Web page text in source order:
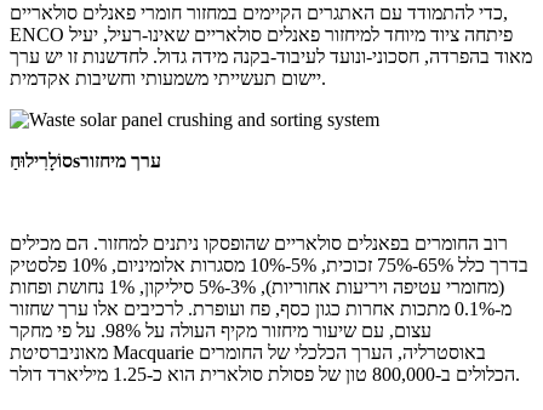
כדי להתמודד עם האתגרים הקיימים במחזור חומרי פאנלים סולאריים,
ENCO פיתחה ציוד מיוחד למיחזור פאנלים סולאריים שאינו-רעיל, יעיל
מאוד בהפרדה, חסכוני-ונועד לעיבוד-בקנה מידה גדול. לחדשנות זו יש ערך
יישום תעשייתי משמעותי וחשיבות אקדמית.
סוֹלָרִילוּחַ sערך מיחזור
רוב החומרים בפאנלים סולאריים שהופסקו ניתנים למחזור. הם מכילים
בדרך כלל 65%-75% זכוכית, 5%-10% מסגרות אלומיניום, 10% פלסטיק
(מחומרי עטיפה ויריעות אחוריות), 3%-5% סיליקון, 1% נחושת ופחות
מ-0.1% מתכות אחרות כגון כסף, פח ועופרת. לרכיבים אלו ערך שחזור
עצום, עם שיעור מיחזור מקיף העולה על 98%. על פי מחקר
מאוניברסיטת Macquarie באוסטרליה, הערך הכלכלי של החומרים
הכלולים ב-800,000 טון של פסולת סולארית הוא כ-1.25 מיליארד דולר.